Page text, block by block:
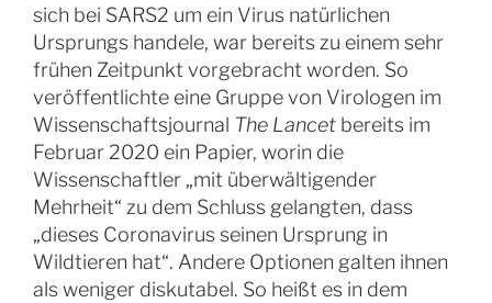
sich bei SARS2 um ein Virus natürlichen
Ursprungs handele, war bereits zu einem sehr
frühen Zeitpunkt vorgebracht worden. So
veröffentlichte eine Gruppe von Virologen im
Wissenschaftsjournal The Lancet bereits im
Februar 2020 ein Papier, worin die
Wissenschaftler „mit überwältigender
Mehrheit“ zu dem Schluss gelangten, dass
„dieses Coronavirus seinen Ursprung in
Wildtieren hat“. Andere Optionen galten ihnen
als weniger diskutabel. So heißt es in dem